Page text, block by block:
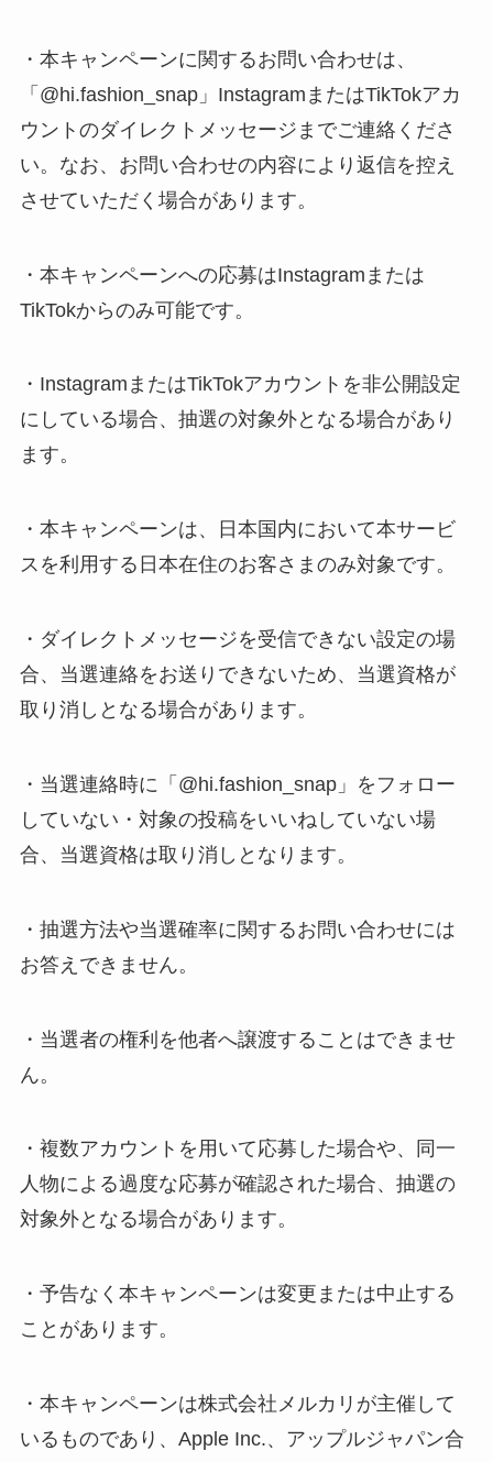
・本キャンペーンに関するお問い合わせは、
「@hi.fashion_snap」InstagramまたはTikTokアカ
ウントのダイレクトメッセージまでご連絡くださ
い。なお、お問い合わせの内容により返信を控え
させていただく場合があります。
・本キャンペーンへの応募はInstagramまたは
TikTokからのみ可能です。
・InstagramまたはTikTokアカウントを非公開設定
にしている場合、抽選の対象外となる場合があり
ます。
・本キャンペーンは、日本国内において本サービ
スを利用する日本在住のお客さまのみ対象です。
・ダイレクトメッセージを受信できない設定の場
合、当選連絡をお送りできないため、当選資格が
取り消しとなる場合があります。
・当選連絡時に「@hi.fashion_snap」をフォロー
していない・対象の投稿をいいねしていない場
合、当選資格は取り消しとなります。
・抽選方法や当選確率に関するお問い合わせには
お答えできません。
・当選者の権利を他者へ譲渡することはできませ
ん。
・複数アカウントを用いて応募した場合や、同一
人物による過度な応募が確認された場合、抽選の
対象外となる場合があります。
・予告なく本キャンペーンは変更または中止する
ことがあります。
・本キャンペーンは株式会社メルカリが主催して
いるものであり、Apple Inc.、アップルジャパン合